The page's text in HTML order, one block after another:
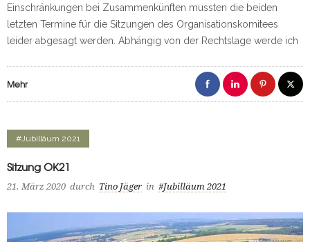
Einschränkungen bei Zusammenkünften mussten die beiden
letzten Termine für die Sitzungen des Organisationskomitees
leider abgesagt werden. Abhängig von der Rechtslage werde ich
Mehr
#Jubilläum 2021
Sitzung OK21
21. März 2020 durch Tino Jäger in #Jubilläum 2021